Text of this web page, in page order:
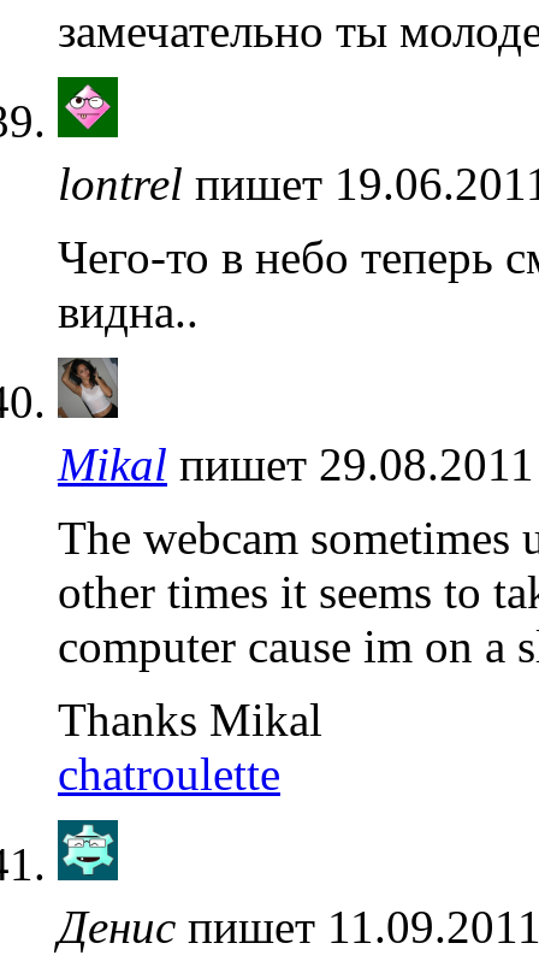
замечательно ты
lontrel пишет
Чего-то в небо теперь
видна..
Mikal пишет
The webcam sometimes
other times it seems to
computer cause im on a
Thanks Mikal
chatroulette
Денис пишет